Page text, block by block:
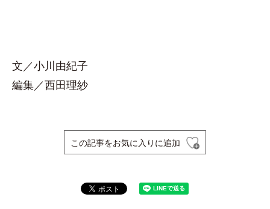
文／小川由紀子
編集／西田理紗
この記事をお気に入りに追加